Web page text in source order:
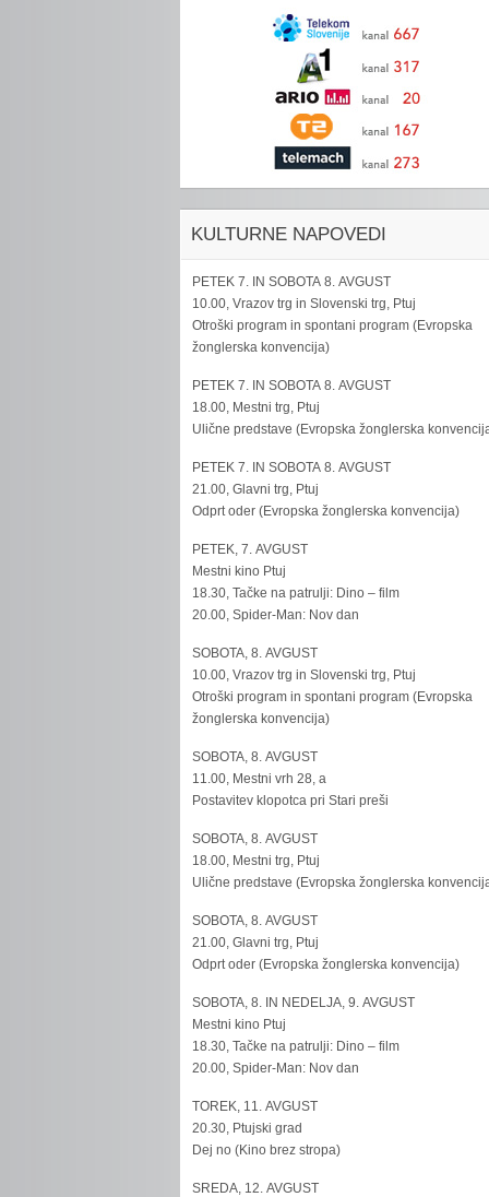
KULTURNE NAPOVEDI
PETEK 7. IN SOBOTA 8. AVGUST
10.00, Vrazov trg in Slovenski trg, Ptuj
Otroški program in spontani program (Evropska
žonglerska konvencija)
PETEK 7. IN SOBOTA 8. AVGUST
18.00, Mestni trg, Ptuj
Ulične predstave (Evropska žonglerska
PETEK 7. IN SOBOTA 8. AVGUST
21.00, Glavni trg, Ptuj
Odprt oder (Evropska žonglerska konvencija)
PETEK, 7. AVGUST
Mestni kino Ptuj
18.30, Tačke na patrulji: Dino – film
20.00, Spider-Man: Nov dan
SOBOTA, 8. AVGUST
10.00, Vrazov trg in Slovenski trg, Ptuj
Otroški program in spontani program (Evropska
žonglerska konvencija)
SOBOTA, 8. AVGUST
11.00, Mestni vrh 28, a
Postavitev klopotca pri Stari preši
SOBOTA, 8. AVGUST
18.00, Mestni trg, Ptuj
Ulične predstave (Evropska žonglerska
SOBOTA, 8. AVGUST
21.00, Glavni trg, Ptuj
Odprt oder (Evropska žonglerska konvencija)
SOBOTA, 8. IN NEDELJA, 9. AVGUST
Mestni kino Ptuj
18.30, Tačke na patrulji: Dino – film
20.00, Spider-Man: Nov dan
TOREK, 11. AVGUST
20.30, Ptujski grad
Dej no (Kino brez stropa)
SREDA, 12. AVGUST